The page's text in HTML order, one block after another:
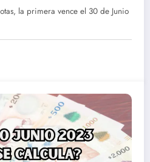
la primera vence el 30 de Junio